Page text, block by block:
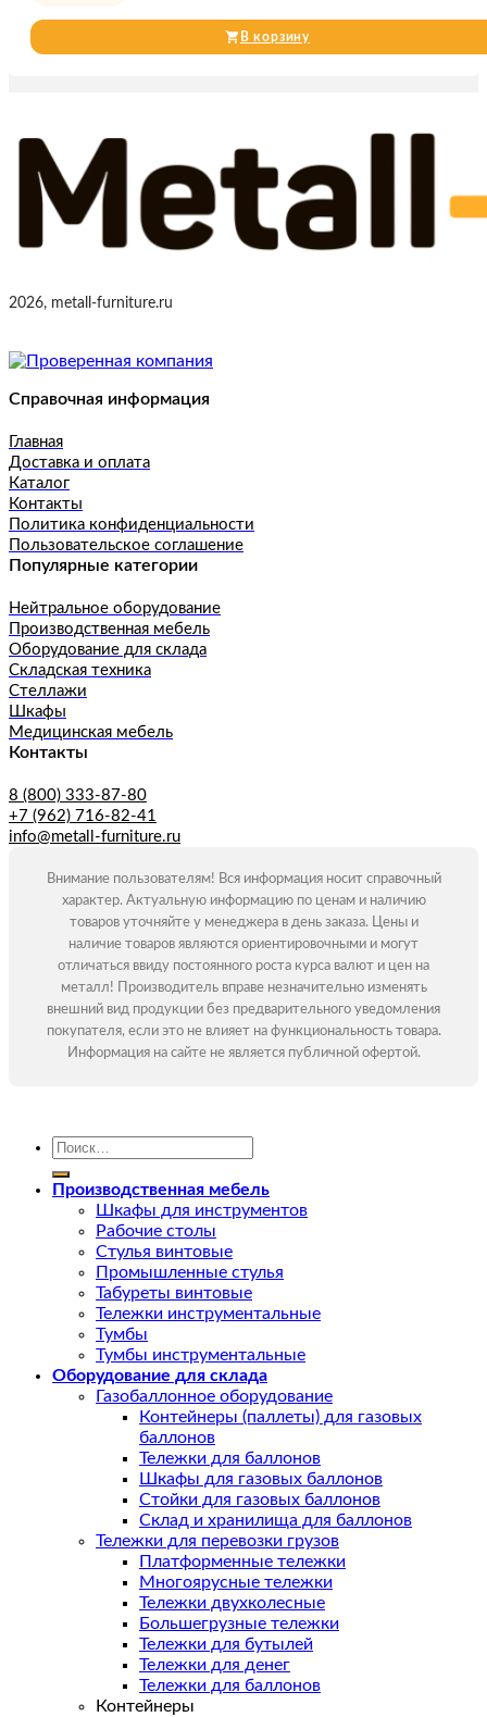
В корзину
2026, metall-furniture.ru
Справочная информация
Главная
Доставка и оплата
Каталог
Контакты
Политика конфиденциальности
Пользовательское соглашение
Популярные категории
Нейтральное оборудование
Производственная мебель
Оборудование для склада
Складская техника
Стеллажи
Шкафы
Медицинская мебель
Контакты
8 (800) 333-87-80
+7 (962) 716-82-41
info@metall-furniture.ru
Внимание пользователям! Вся информация носит справочный
характер. Актуальную информацию по ценам и наличию
товаров уточняйте у менеджера в день заказа. Цены и
наличие товаров являются ориентировочными и могут
отличаться ввиду постоянного роста курса валют и цен на
металл! Производитель вправе незначительно изменять
внешний вид продукции без предварительного уведомления
покупателя, если это не влияет на функциональность товара.
Информация на сайте не является публичной офертой.
Искать:
Производственная мебель
Шкафы для инструментов
Рабочие столы
Стулья винтовые
Промышленные стулья
Табуреты винтовые
Тележки инструментальные
Тумбы
Тумбы инструментальные
Оборудование для склада
Газобаллонное оборудование
Контейнеры (паллеты) для газовых
баллонов
Тележки для баллонов
Шкафы для газовых баллонов
Стойки для газовых баллонов
Склад и хранилища для баллонов
Тележки для перевозки грузов
Платформенные тележки
Многоярусные тележки
Тележки двухколесные
Большегрузные тележки
Тележки для бутылей
Тележки для денег
Тележки для баллонов
Контейнеры